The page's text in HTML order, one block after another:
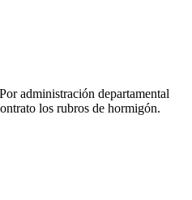
administración departamental
los rubros de hormigón.